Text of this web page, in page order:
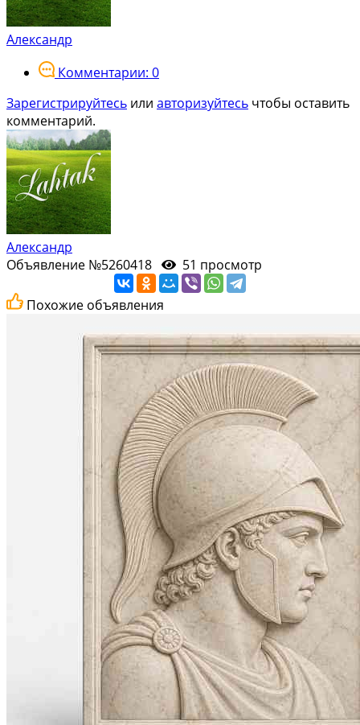
Александр
Комментарии: 0
Зарегистрируйтесь или авторизуйтесь чтобы оставить
комментарий.
Александр
Объявление №5260418
51 просмотр
Похожие объявления